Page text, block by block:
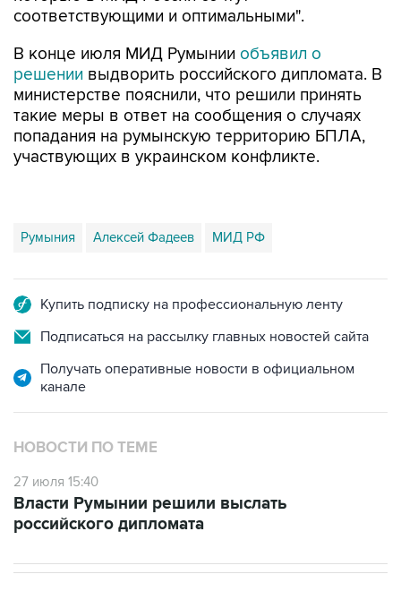
соответствующими и оптимальными".
В конце июля МИД Румынии объявил о
решении выдворить российского дипломата. В
министерстве пояснили, что решили принять
такие меры в ответ на сообщения о случаях
попадания на румынскую территорию БПЛА,
участвующих в украинском конфликте.
Румыния Алексей Фадеев МИД РФ
Купить подписку на профессиональную ленту
Подписаться на рассылку главных новостей сайта
Получать оперативные новости в официальном
канале
НОВОСТИ ПО ТЕМЕ
27 июля 15:40
Власти Румынии решили выслать
российского дипломата